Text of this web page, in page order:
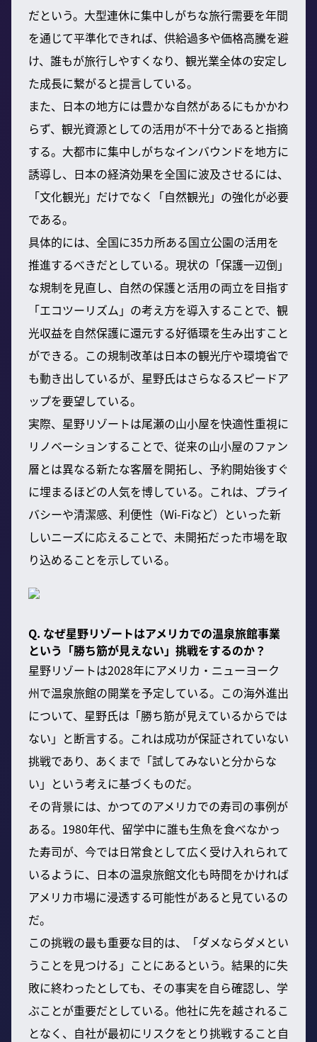
だという。大型連休に集中しがちな旅行需要を年間
を通じて平準化できれば、供給過多や価格高騰を避
け、誰もが旅行しやすくなり、観光業全体の安定し
た成長に繋がると提言している。
また、日本の地方には豊かな自然があるにもかかわ
らず、観光資源としての活用が不十分であると指摘
する。大都市に集中しがちなインバウンドを地方に
誘導し、日本の経済効果を全国に波及させるには、
「文化観光」だけでなく「自然観光」の強化が必要
である。
具体的には、全国に35カ所ある国立公園の活用を
推進するべきだとしている。現状の「保護一辺倒」
な規制を見直し、自然の保護と活用の両立を目指す
「エコツーリズム」の考え方を導入することで、観
光収益を自然保護に還元する好循環を生み出すこと
ができる。この規制改革は日本の観光庁や環境省で
も動き出しているが、星野氏はさらなるスピードア
ップを要望している。
実際、星野リゾートは尾瀬の山小屋を快適性重視に
リノベーションすることで、従来の山小屋のファン
層とは異なる新たな客層を開拓し、予約開始後すぐ
に埋まるほどの人気を博している。これは、プライ
バシーや清潔感、利便性（Wi-Fiなど）といった新
しいニーズに応えることで、未開拓だった市場を取
り込めることを示している。
Q. なぜ星野リゾートはアメリカでの温泉旅館事業
という「勝ち筋が見えない」挑戦をするのか？
星野リゾートは2028年にアメリカ・ニューヨーク
州で温泉旅館の開業を予定している。この海外進出
について、星野氏は「勝ち筋が見えているからでは
ない」と断言する。これは成功が保証されていない
挑戦であり、あくまで「試してみないと分からな
い」という考えに基づくものだ。
その背景には、かつてのアメリカでの寿司の事例が
ある。1980年代、留学中に誰も生魚を食べなかっ
た寿司が、今では日常食として広く受け入れられて
いるように、日本の温泉旅館文化も時間をかければ
アメリカ市場に浸透する可能性があると見ているの
だ。
この挑戦の最も重要な目的は、「ダメならダメとい
うことを見つける」ことにあるという。結果的に失
敗に終わったとしても、その事実を自ら確認し、学
ぶことが重要だとしている。他社に先を越されるこ
となく、自社が最初にリスクをとり挑戦すること自